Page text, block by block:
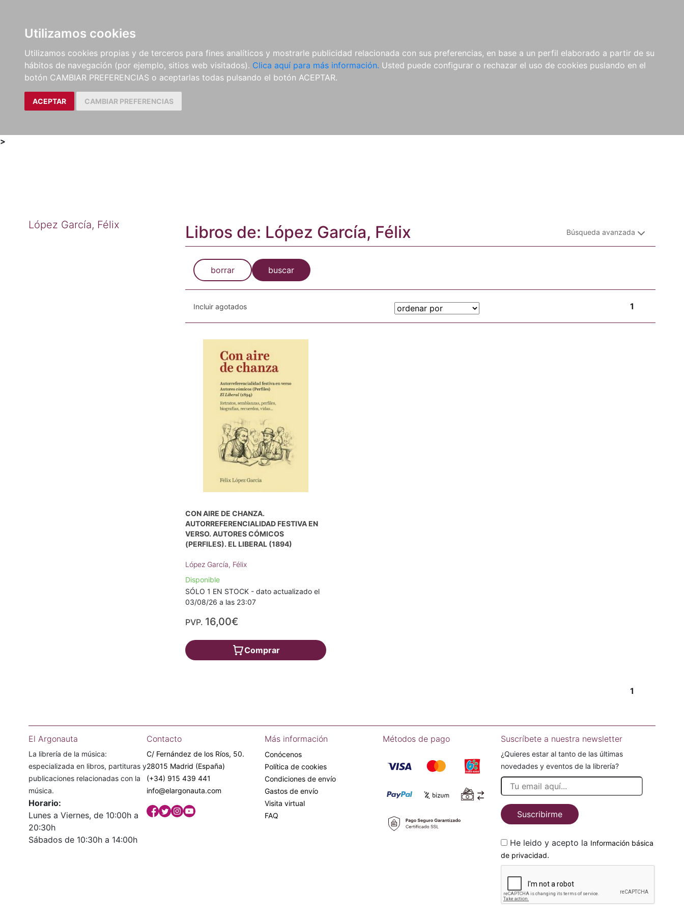
Utilizamos cookies
Utilizamos cookies propias y de terceros para fines analíticos y mostrarle publicidad relacionada con sus preferencias, en base a un perfil elaborado a partir de su
hábitos de navegación (por ejemplo, sitios web visitados). Clica aquí para más información. Usted puede configurar o rechazar el uso de cookies puslando en el
botón CAMBIAR PREFERENCIAS o aceptarlas todas pulsando el botón ACEPTAR.
ACEPTAR CAMBIAR PREFERENCIAS
LIBROS
MÉTODOS Y
EJERCICIOS
PARTITURAS Y EDICIONES
CRÍTICAS
REVISTAS
CDS Y
DVDS
MATERIAL
COMPLEMENTARIO
NOVEDADES NOTICIAS
COMPRAS
INSTITUCIONALES
>
López García, Félix Libros de: López García, Félix Búsqueda avanzada
borrar buscar
Incluir agotados 1
CON AIRE DE CHANZA.
AUTORREFERENCIALIDAD FESTIVA EN
VERSO. AUTORES CÓMICOS
(PERFILES). EL LIBERAL (1894)
López García, Félix
Disponible
SÓLO 1 EN STOCK - dato actualizado el
03/08/26 a las 23:07
PVP. 16,00€
Comprar
1
El Argonauta
La librería de la música:
especializada en libros, partituras y
publicaciones relacionadas con la
música.
Horario:
Lunes a Viernes, de 10:00h a
20:30h
Sábados de 10:30h a 14:00h
Contacto
C/ Fernández de los Ríos, 50.
28015 Madrid (España)
(+34) 915 439 441
info@elargonauta.com
Más información
Conócenos
Política de cookies
Condiciones de envío
Gastos de envío
Visita virtual
FAQ
Métodos de pago Suscríbete a nuestra newsletter
¿Quieres estar al tanto de las últimas
novedades y eventos de la librería?
Suscribirme
He leido y acepto la Información básica
de privacidad.